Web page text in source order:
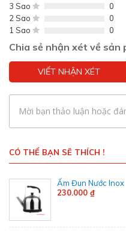
3 Sao
0
2 Sao
0
1 Sao
0
Chia sẻ nhận xét về sản
VIẾT NHẬN XÉT
Mời bạn thảo luận hoặc
CÓ THỂ BẠN SẼ THÍCH !
Ấm Đun Nước Inox
230.000 ₫